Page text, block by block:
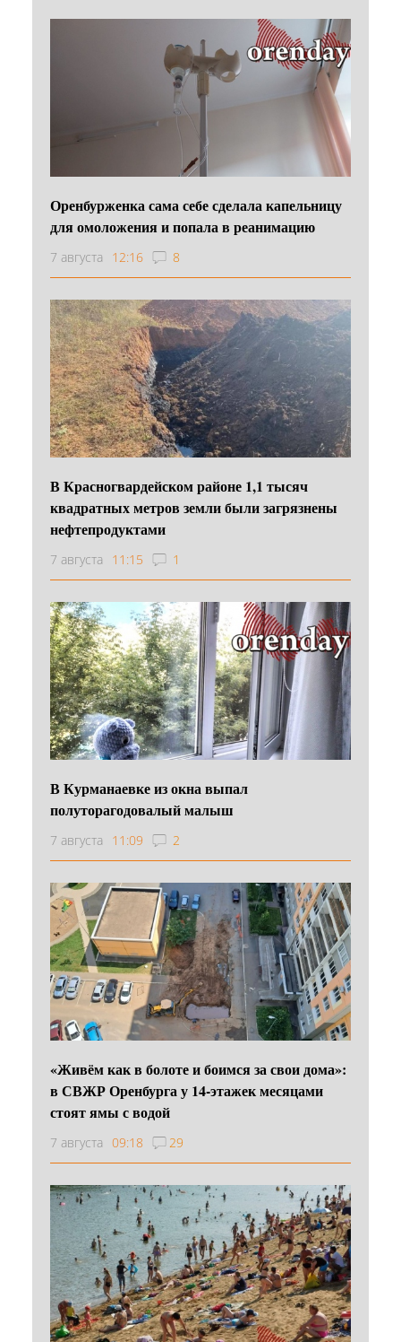
Оренбурженка сама себе сделала капельницу
для омоложения и попала в реанимацию
7 августа 12:16 8
В Красногвардейском районе 1,1 тысяч
квадратных метров земли были загрязнены
нефтепродуктами
7 августа 11:15 1
В Курманаевке из окна выпал
полуторагодовалый малыш
7 августа 11:09 2
«Живём как в болоте и боимся за свои дома»:
в СВЖР Оренбурга у 14-этажек месяцами
стоят ямы с водой
7 августа 09:18 29